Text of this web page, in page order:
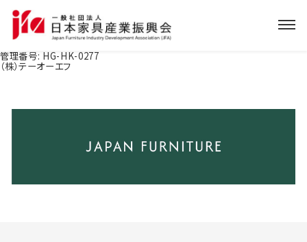
管理番号: HG-HK-0277
（株）テーオーエフ